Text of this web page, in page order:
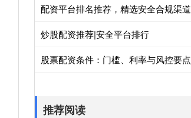
配资平台排名推荐，精选安全合规渠道
炒股配资推荐|安全平台排行
股票配资条件：门槛、利率与风控要点
推荐阅读